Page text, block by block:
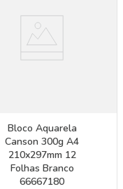
Bloco Aquarela
Canson 300g A4
210x297mm 12
Folhas Branco
66667180